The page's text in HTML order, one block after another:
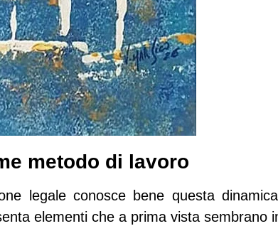
metodo di lavoro
legale conosce bene questa
elementi che a prima vista sembrano